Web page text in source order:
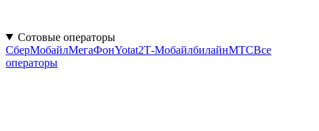
Сотовые операторы
СберМобайлМегаФонYotat2Т‑МобайлбилайнМТСВсе
операторы